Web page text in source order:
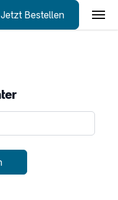
Jetzt Bestellen